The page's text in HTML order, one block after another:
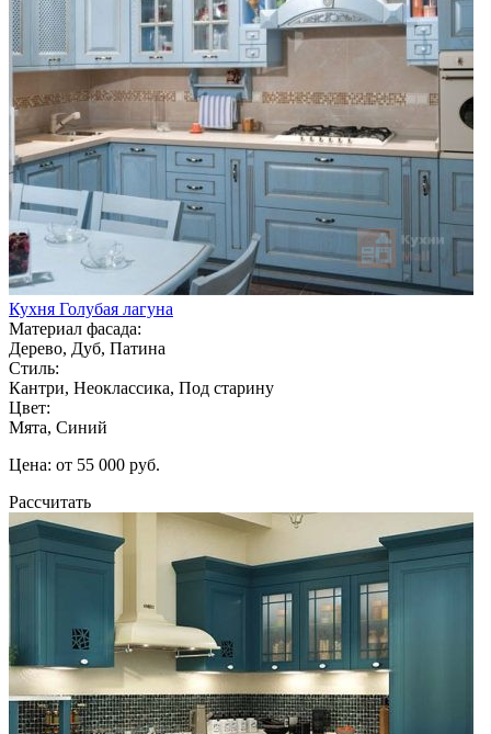
Кухня Голубая лагуна
Материал фасада:
Дерево, Дуб, Патина
Стиль:
Кантри, Неоклассика, Под старину
Цвет:
Мята, Синий
Цена: от 55 000 руб.
Рассчитать